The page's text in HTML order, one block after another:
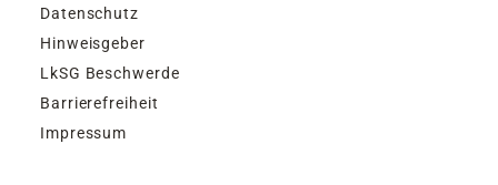
Datenschutz
Hinweisgeber
LkSG Beschwerde
Barrierefreiheit
Impressum